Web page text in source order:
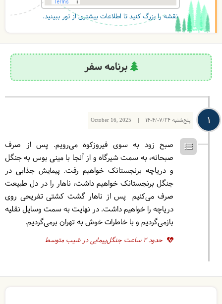
نقشه را بزرگ کنید تا اطلاعات بیشتری از تور ببینید.
برنامه سفر
1 پنج‌شنبه October 16, 2025 | 1404/07/24
صبح زود به‌ سوی فیروزکوه می‌رویم. پس از صرف
صبحانه، به سمت شیرگاه و از آنجا با مینی بوس به جنگل
و دریاچه برنجستانک خواهیم رفت. پیمایش جذابی در
جنگل برنجستانک خواهیم داشت، ناهار را در دل طبیعت
صرف می‌کنیم پس از ناهار گشت کشتی تفریحی روی
دریاچه را خواهیم داشت. در نهایت به سمت وسایل نقلیه
بازمی‌گردیم و با خاطرات خوش به تهران برمی‌گردیم.
حدود 2 ساعت جنگل‌پیمایی در شیب متوسط